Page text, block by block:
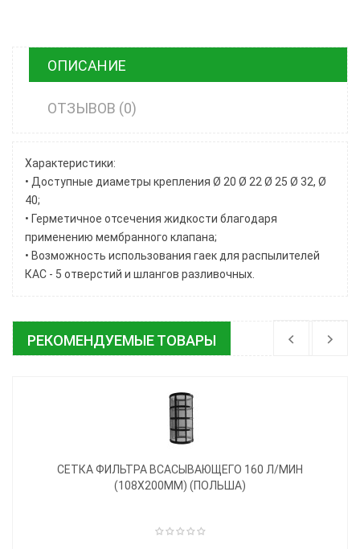
ОПИСАНИЕ
ОТЗЫВОВ (0)
Характеристики:
• Доступные диаметры крепления Ø 20 Ø 22 Ø 25 Ø 32, Ø
40;
• Герметичное отсечения жидкости благодаря
применению мембранного клапана;
• Возможность использования гаек для распылителей
КАС - 5 отверстий и шлангов разливочных.
РЕКОМЕНДУЕМЫЕ ТОВАРЫ
СЕТКА ФИЛЬТРА ВСАСЫВАЮЩЕГО 160 Л/МИН
(108Х200ММ) (ПОЛЬША)